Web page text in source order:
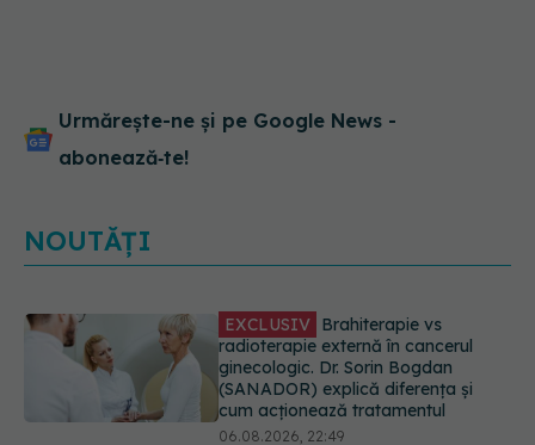
Urmărește-ne și pe Google News -
abonează‑te!
NOUTĂȚI
EXCLUSIV De ce unele paciente
cu cancer de col uterin nu mai ajung
la operație. Dr. Sorin Bogdan
(SANADOR): Intervenția
chirurgicală, doar în situații
particulare